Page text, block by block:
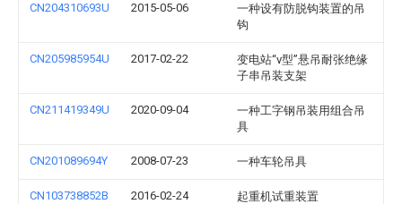
CN204310693U 2015-05-06
一种设有防脱钩装置的吊
钩
CN205985954U 2017-02-22
变电站“v型”悬吊耐张绝缘
子串吊装支架
CN211419349U 2020-09-04
一种工字钢吊装用组合吊
具
CN201089694Y 2008-07-23 一种车轮吊具
CN103738852B 2016-02-24 起重机试重装置